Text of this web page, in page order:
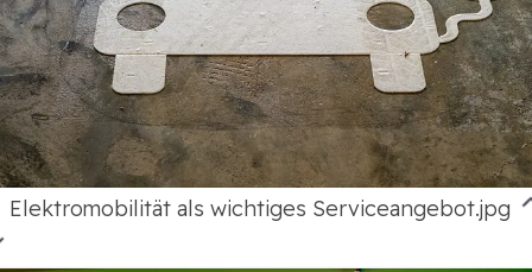
Elektromobilität als wichtiges Serviceangebot.jpg